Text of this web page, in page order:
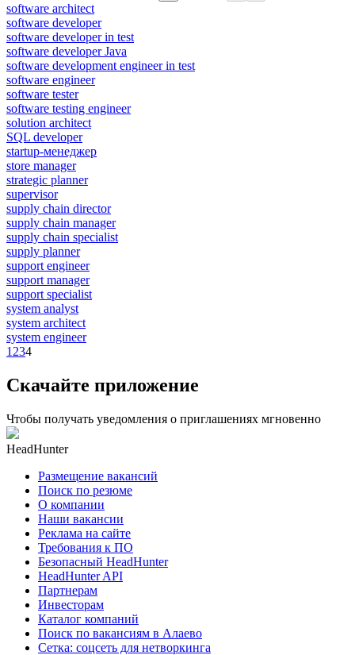
software architect
software developer
software developer in test
software developer Java
software development engineer in test
software engineer
software tester
software testing engineer
solution architect
SQL developer
startup-менеджер
store manager
strategic planner
supervisor
supply chain director
supply chain manager
supply chain specialist
supply planner
support engineer
support manager
support specialist
system analyst
system architect
system engineer
1 234
Скачайте приложение
Чтобы получать уведомления о приглашениях мгновенно
HeadHunter
Размещение вакансий
Поиск по резюме
О компании
Наши вакансии
Реклама на сайте
Требования к ПО
Безопасный HeadHunter
HeadHunter API
Партнерам
Инвесторам
Каталог компаний
Поиск по вакансиям в Алаево
Сетка: соцсеть для нетворкинга